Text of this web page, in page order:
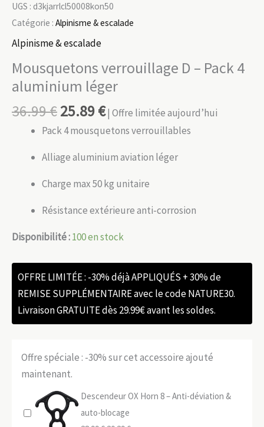
UGS : d3kjarrlcl50008kon50
Catégorie : Alpinisme & escalade
Alpinisme & escalade
Mousquetons verrouillage D – Pack 4
aluminium léger
36.99€25.89€| Offre limitée aujourd’hui
Pack 4 mousquetons verrouillables
Alliage aluminium aviation léger
Charge max 50 kg unitaire
Résistance extérieure anti-corrosion
Disponibilité :100 en stock
OFFRE LIMITÉE : -30% déjà APPLIQUÉS + 30% de
REMISE SUPPLÉMENTAIRE avec le code NATURE30.
Livraison GRATUITE dès 29.99€ avant les soldes.
Offre spéciale : -30% sur cet accessoire ajouté
maintenant.
Descendeur OX Horn 8 – Anti-déviation &
auto-blocage